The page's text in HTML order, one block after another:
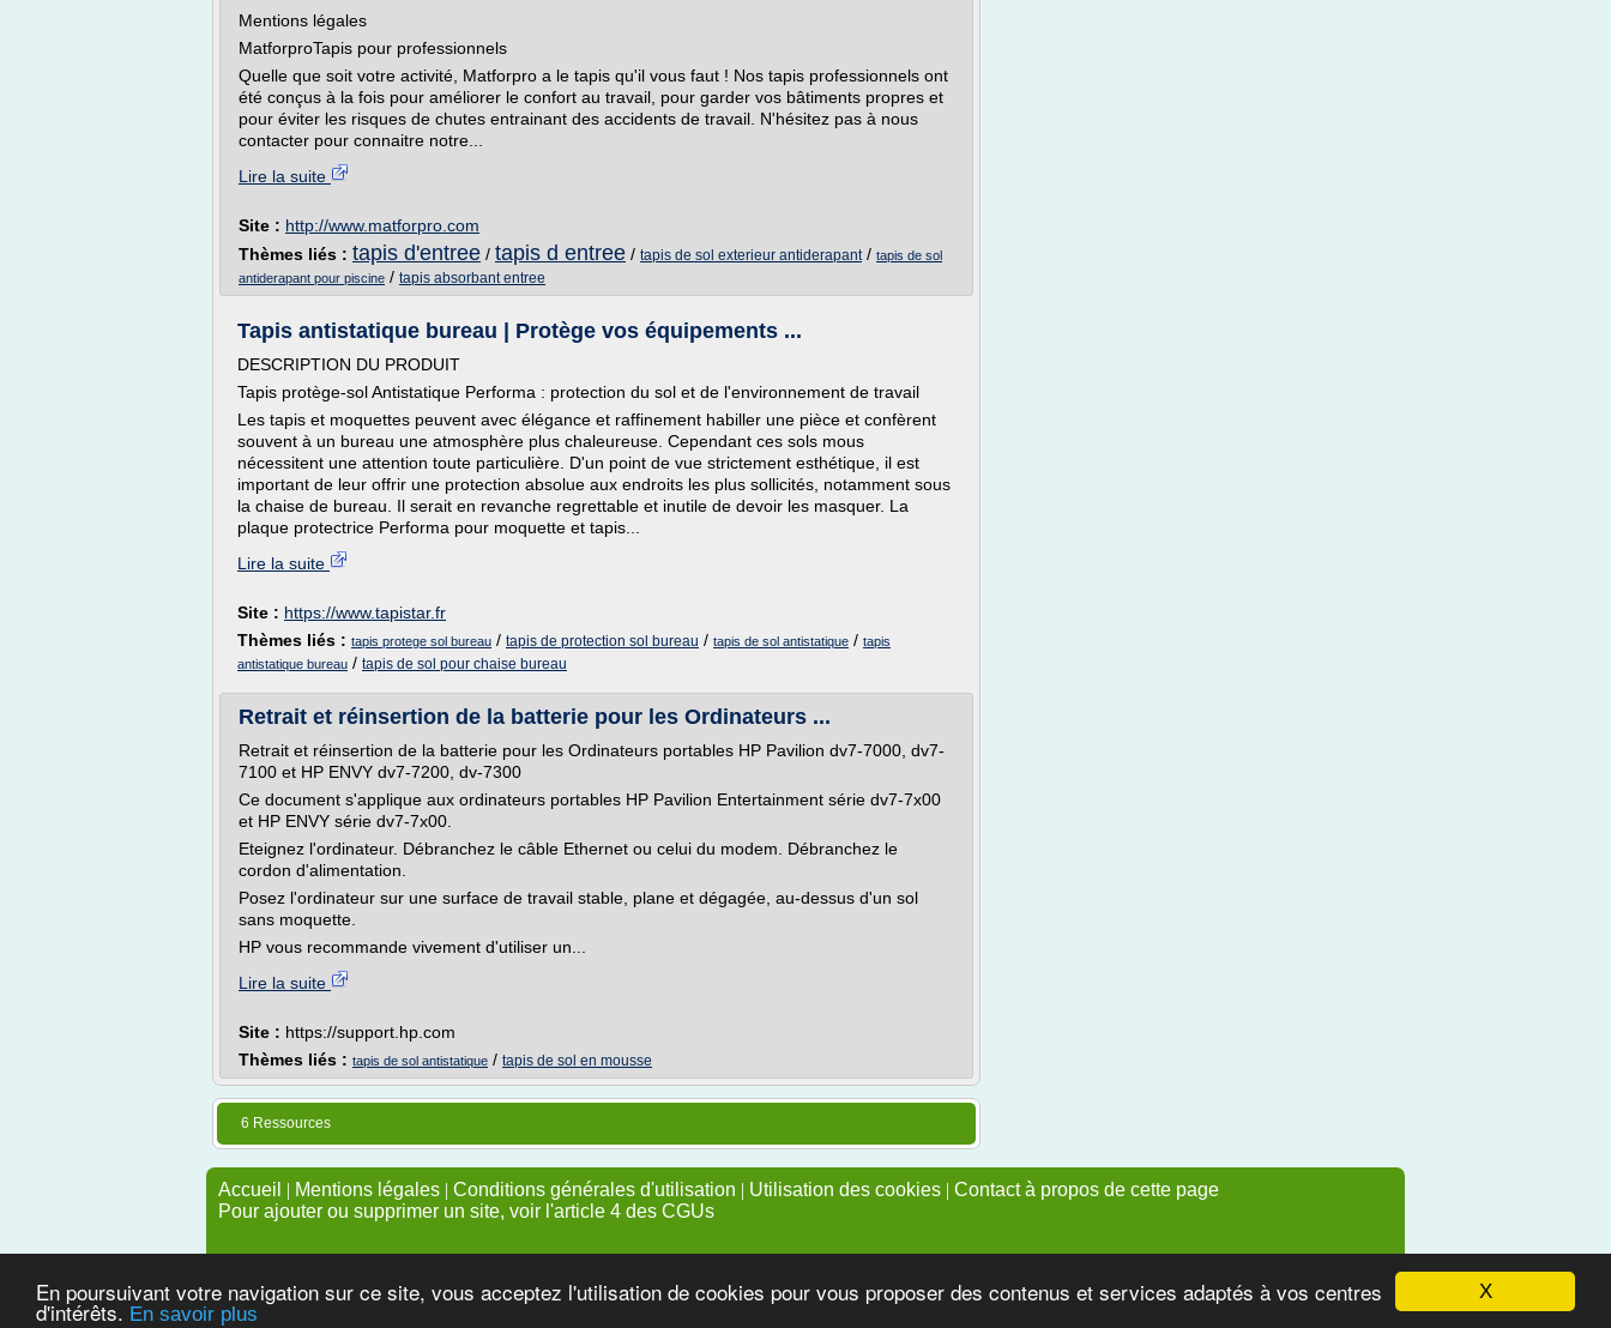
X
En poursuivant votre navigation sur ce site, vous acceptez l'utilisation de cookies pour vous proposer des contenus et services adaptés à vos centres
d'intérêts. En savoir plus
Mentions légales
MatforproTapis pour professionnels
Quelle que soit votre activité, Matforpro a le tapis qu'il vous faut ! Nos tapis professionnels ont
été conçus à la fois pour améliorer le confort au travail, pour garder vos bâtiments propres et
pour éviter les risques de chutes entrainant des accidents de travail. N'hésitez pas à nous
contacter pour connaitre notre...
Lire la suite
Site : http://www.matforpro.com
Thèmes liés : tapis d'entree / tapis d entree / tapis de sol exterieur antiderapant/ tapis de sol
antiderapant pour piscine / tapis absorbant entree
Tapis antistatique bureau | Protège vos équipements ...
DESCRIPTION DU PRODUIT
Tapis protège-sol Antistatique Performa : protection du sol et de l'environnement de travail
Les tapis et moquettes peuvent avec élégance et raffinement habiller une pièce et confèrent
souvent à un bureau une atmosphère plus chaleureuse. Cependant ces sols mous
nécessitent une attention toute particulière. D'un point de vue strictement esthétique, il est
important de leur offrir une protection absolue aux endroits les plus sollicités, notamment sous
la chaise de bureau. Il serait en revanche regrettable et inutile de devoir les masquer. La
plaque protectrice Performa pour moquette et tapis...
Lire la suite
Site : https://www.tapistar.fr
Thèmes liés : tapis protege sol bureau / tapis de protection sol bureau / tapis de sol antistatique / tapis
antistatique bureau / tapis de sol pour chaise bureau
Retrait et réinsertion de la batterie pour les Ordinateurs ...
Retrait et réinsertion de la batterie pour les Ordinateurs portables HP Pavilion dv7-7000, dv7-
7100 et HP ENVY dv7-7200, dv-7300
Ce document s'applique aux ordinateurs portables HP Pavilion Entertainment série dv7-7x00
et HP ENVY série dv7-7x00.
Eteignez l'ordinateur. Débranchez le câble Ethernet ou celui du modem. Débranchez le
cordon d'alimentation.
Posez l'ordinateur sur une surface de travail stable, plane et dégagée, au-dessus d'un sol
sans moquette.
HP vous recommande vivement d'utiliser un...
Lire la suite
Site : https://support.hp.com
Thèmes liés : tapis de sol antistatique / tapis de sol en mousse
6 Ressources
Accueil | Mentions légales | Conditions générales d'utilisation | Utilisation des cookies | Contact à propos de cette page
Pour ajouter ou supprimer un site, voir l'article 4 des CGUs